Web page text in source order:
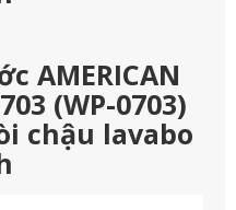
AMERICAN
(WP-0703)
chậu lavabo